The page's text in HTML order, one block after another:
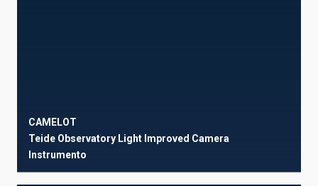
CAMELOT
Teide Observatory Light Improved Camera
Instrumento